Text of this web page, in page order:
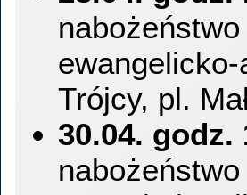
Trójcy, pl.
30.04. godz.